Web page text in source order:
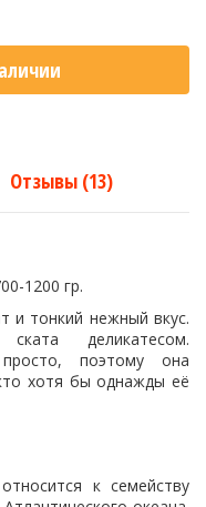
Отзывы (13)
1200 гр.
и тонкий нежный вкус.
деликатесом.
поэтому она
хотя бы однажды её
к семейству